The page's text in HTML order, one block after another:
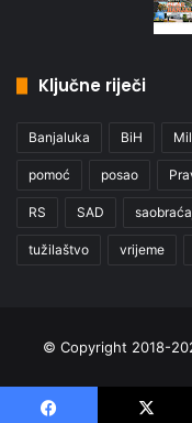
Ključne riječi
Banjaluka BiH
pomoć posao
RS SAD
tužilaštvo vrijeme
© Copyright 2018-